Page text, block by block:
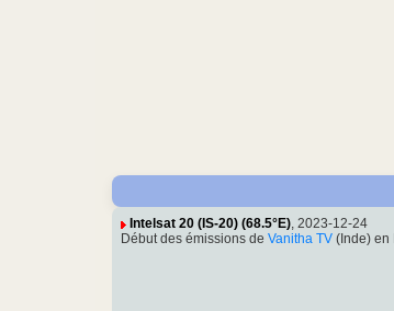
Intelsat 20 (IS-20) (68.5°E), 2023-12-24
Début des émissions de Vanitha TV (Inde) en